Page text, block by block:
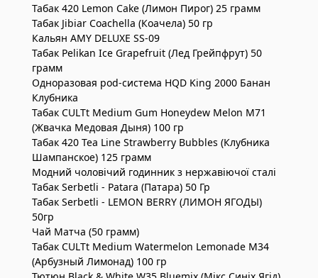
Табак 420 Lemon Cake (Лимон Пирог) 25 грамм
Табак Jibiar Coachella (Коачела) 50 гр
Кальян AMY DELUXE SS-09
Табак Pelikan Ice Grapefruit (Лед Грейпфрут) 50
грамм
Одноразовая pod-система HQD King 2000 Банан
Клубника
Табак CULTt Medium Gum Honeydew Melon M71
(Жвачка Медовая Дыня) 100 гр
Табак 420 Tea Line Strawberry Bubbles (Клубника
Шампанское) 125 грамм
Модний чоловічий годинник з нержавіючої сталі
Табак Serbetli - Patara (Патара) 50 Гр
Табак Serbetli - LEMON BERRY (ЛИМОН ЯГОДЫ)
50гр
Чай Матча (50 грамм)
Табак CULTt Medium Watermelon Lemonade M34
(Арбузный Лимонад) 100 гр